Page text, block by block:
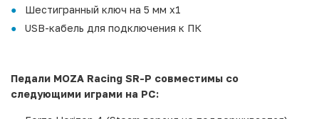
Шестигранный ключ на 5 мм x1
USB-кабель для подключения к ПК
Педали MOZA Racing SR-P совместимы со
следующими играми на PC: